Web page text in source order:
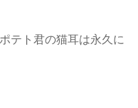
テト君の猫耳は永久に